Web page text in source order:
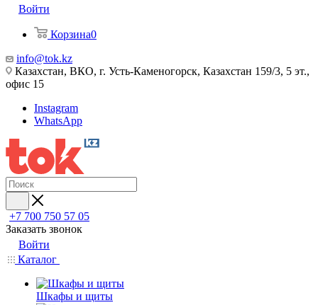
Войти
Корзина0
info@tok.kz
Казахстан, ВКО, г. Усть-Каменогорск, Казахстан 159/3, 5 эт.,
офис 15
Instagram
WhatsApp
+7 700 750 57 05
Заказать звонок
Войти
Каталог
Шкафы и щиты